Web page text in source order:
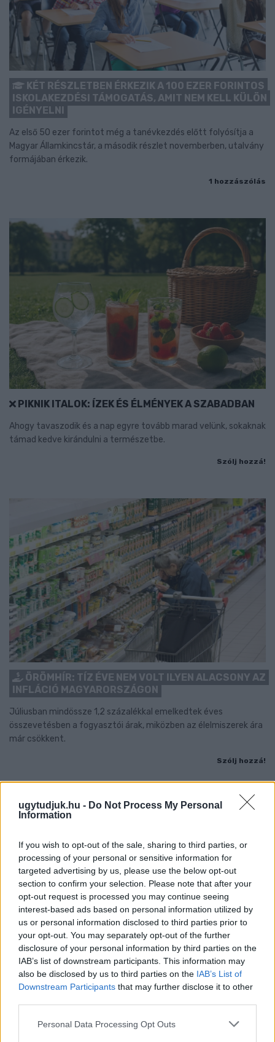
ugytudjuk.hu - Do Not Process My Personal
Information
If you wish to opt-out of the sale, sharing to third parties, or
processing of your personal or sensitive information for
targeted advertising by us, please use the below opt-out
section to confirm your selection. Please note that after your
opt-out request is processed you may continue seeing
interest-based ads based on personal information utilized by
us or personal information disclosed to third parties prior to
your opt-out. You may separately opt-out of the further
disclosure of your personal information by third parties on the
IAB’s list of downstream participants. This information may
also be disclosed by us to third parties on the IAB’s List of
Downstream Participants that may further disclose it to other
Please note that this website/app uses one or more Google
Personal Data Processing Opt Outs
KÉT RÉSZLETBEN ÉRKEZIK A 100 EZER FORINTOS
ISKOLAKEZDÉSI TÁMOGATÁS, AMIT NEM KELL KÜLÖN
IGÉNYELNI
Az első 50 ezer forintot még a tanévkezdés előtt folyósítja a
Magyar Államkincstár, a második részlet novemberben, utalvány
formájában érkezik.
1 hozzászólás
PIKNIK ITALOK: ÍZEK ÉS ÉLMÉNYEK A SZABADBAN
Ahogy tavaszodik és a nap egyre tovább marad velünk, sokaknak
támad kedve kirándulni a természetbe.
Szólj hozzá!
ÖRÖMHÍR: TÍZ ÉVE NEM VOLT ILYEN ALACSONY AZ
INFLÁCIÓ MAGYARORSZÁGON
Júliusban mindössze 1,2 százalékkal emelkedtek éves
összevetésben a fogyasztói árak, miközben az élelmiszerek ára
már csökkent.
Szólj hozzá!
A BAROKK ÖSSZES ÁRNYALATA ÉS MÉG EGY SOR
GYŐRBEN
Középpontban a hagyományőrzés, de lesz Pogány Induló és